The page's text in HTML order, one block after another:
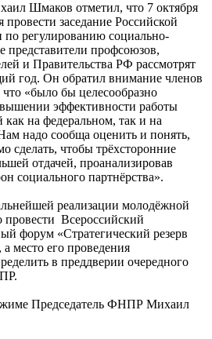
Шмаков отметил, что 7 октября
провести заседание Российской
по регулированию социально-
представители профсоюзов,
и Правительства РФ рассмотрят
год. Он обратил внимание членов
«было бы целесообразно
эффективности работы
как на федеральном, так и на
надо сообща оценить и понять,
сделать, чтобы трёхсторонние
отдачей, проанализировав
социального партнёрства».
реализации молодёжной
Всероссийский
форум «Стратегический резерв
место его проведения
в преддверии очередного
Председатель ФНПР Михаил